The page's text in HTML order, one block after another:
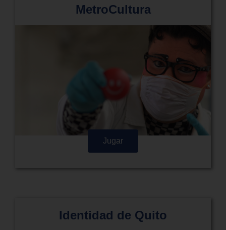
MetroCultura
Jugar
Identidad de Quito